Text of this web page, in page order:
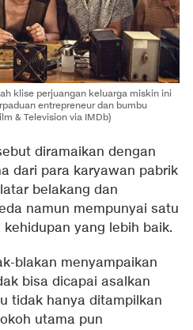
klise perjuangan keluarga miskin ini
entrepreneur dan bumbu
& Television via IMDb)
diramaikan dengan
dari para karyawan pabrik
belakang dan
namun mempunyai satu
yang lebih baik.
blakan menyampaikan
bisa dicapai asalkan
tidak hanya ditampilkan
utama pun